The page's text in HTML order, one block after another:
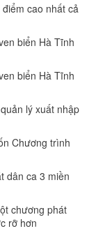
cao nhất cả
biển Hà Tĩnh
biển Hà Tĩnh
lý xuất nhập
Chương trình
dân ca 3 miền
chương phát
rỡ hơn